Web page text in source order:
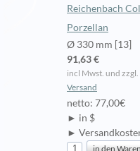
Reichenbach
Porzellan
Ø 330 mm [13]
91,63 €
incl Mwst. und zzgl.
Versand
netto: 77,00€
► in $
►